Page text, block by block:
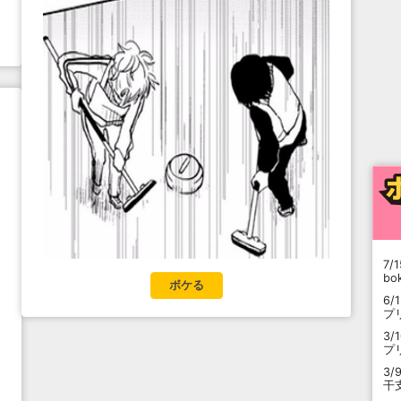
ボケる
7/
6/
プ
3/
プ
3/9
干